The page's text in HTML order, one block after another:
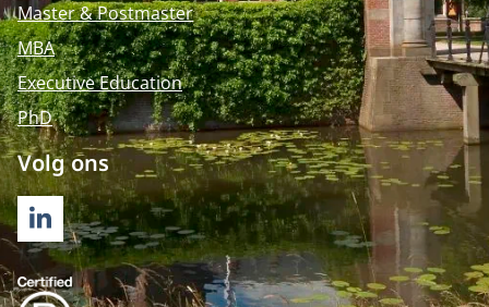
Master & Postmaster
MBA
Executive Education
PhD
Volg ons
LINKEDIN